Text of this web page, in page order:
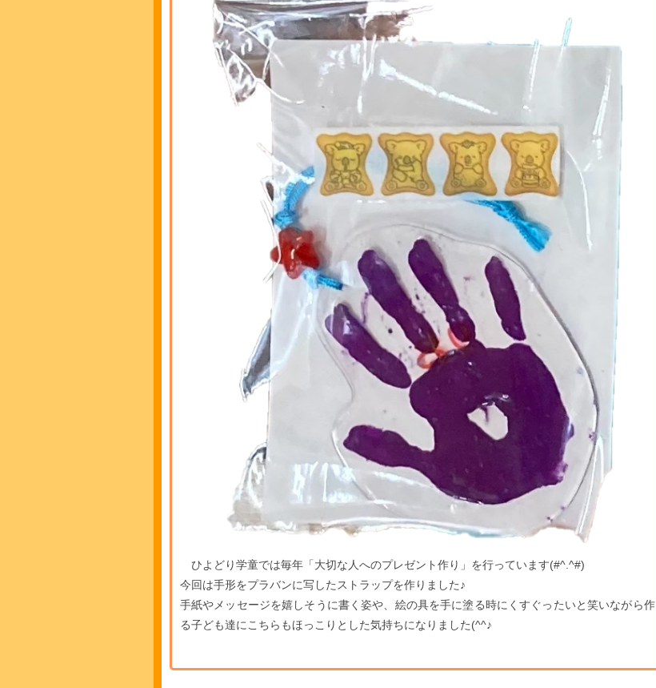
ひよどり学童では毎年「大切な人へのプレゼント作り」を行っています(#^.^#)
今回は手形をプラバンに写したストラップを作りました♪
手紙やメッセージを嬉しそうに書く姿や、絵の具を手に塗る時にくすぐったいと笑いながら作
る子ども達にこちらもほっこりとした気持ちになりました(^^♪